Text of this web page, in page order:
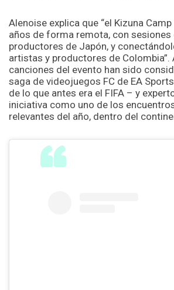
Alenoise explica que “el Kizuna
años de forma remota, con
productores de Japón, y
artistas y productores de Colombia”.
canciones del evento han sido
saga de videojuegos FC de EA
de lo que antes era el FIFA – y
iniciativa como uno de los
relevantes del año, dentro del